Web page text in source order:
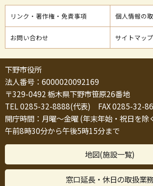
リンク・著作権・免責事項 個人情報の
お問い合わせ サイトマップ
下野市役所
法人番号：6000020092169
〒329-0492 栃木県下野市笹原26番地
TEL 0285-32-8888(代表) FAX 0285-32-
開庁時間：月曜～金曜 (年末年始・祝日を除
午前8時30分から午後5時15分まで
地図(施設一覧)
窓口延長・休日の取扱業